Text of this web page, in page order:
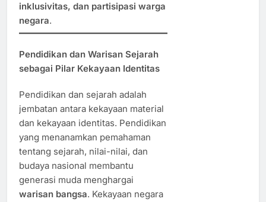
inklusivitas, dan partisipasi warga
negara.
Pendidikan dan Warisan Sejarah
sebagai Pilar Kekayaan Identitas
Pendidikan dan sejarah adalah
jembatan antara kekayaan material
dan kekayaan identitas. Pendidikan
yang menanamkan pemahaman
tentang sejarah, nilai-nilai, dan
budaya nasional membantu
generasi muda menghargai
warisan bangsa. Kekayaan negara